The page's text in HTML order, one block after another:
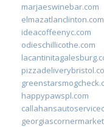
marjaeswinebar.com
elmazatlanclinton.com
ideacoffeenyc.com
odieschillicothe.com
happypawspl.com